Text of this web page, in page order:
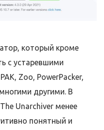
который кроме
с устаревшими
Zoo, PowerPacker,
другими. В
Unarchiver менее
понятный и